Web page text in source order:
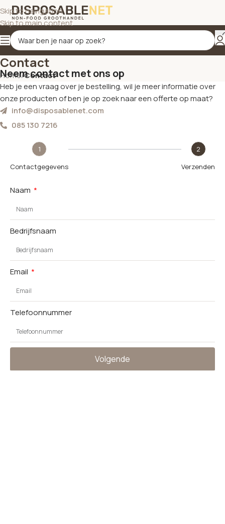
Skip to navigation
Skip to main content
Contact
Home/Contact
Neem contact met ons op
Heb je een vraag over je bestelling, wil je meer informatie over
onze producten of ben je op zoek naar een offerte op maat?
info@disposablenet.com
085 130 7216
1
Contactgegevens
2
Verzenden
Naam
Bedrijfsnaam
Email
Telefoonnummer
Volgende